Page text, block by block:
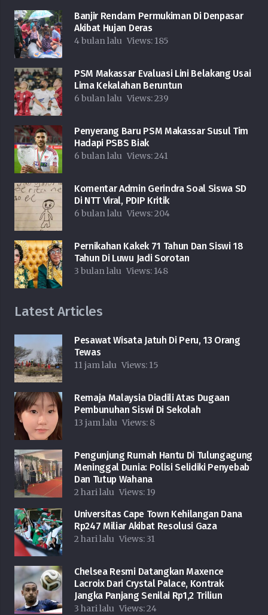
Banjir Rendam Permukiman Di Denpasar
Akibat Hujan Deras
4 bulan lalu Views: 185
PSM Makassar Evaluasi Lini Belakang Usai
Lima Kekalahan Beruntun
6 bulan lalu Views:239
Penyerang Baru PSM Makassar Susul Tim
Hadapi PSBS Biak
6 bulan lalu Views:241
Komentar Admin Gerindra Soal Siswa SD
Di NTT Viral, PDIP Kritik
6 bulan lalu Views:204
Pernikahan Kakek 71 Tahun Dan Siswi 18
Tahun Di Luwu Jadi Sorotan
3 bulan lalu Views: 148
Latest Articles
Pesawat Wisata Jatuh Di Peru, 13 Orang
Tewas
11 jam lalu Views: 15
Remaja Malaysia Diadili Atas Dugaan
Pembunuhan Siswi Di Sekolah
13 jam lalu Views: 8
Pengunjung Rumah Hantu Di Tulungagung
Meninggal Dunia: Polisi Selidiki Penyebab
Dan Tutup Wahana
2 hari lalu Views: 19
Universitas Cape Town Kehilangan Dana
Rp247 Miliar Akibat Resolusi Gaza
2 hari lalu Views: 31
Chelsea Resmi Datangkan Maxence
Lacroix Dari Crystal Palace, Kontrak
Jangka Panjang Senilai Rp1,2 Triliun
3 hari lalu Views:24